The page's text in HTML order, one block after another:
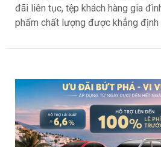
đãi liên tục, tệp khách hàng gia
phẩm chất lượng được khẳng định